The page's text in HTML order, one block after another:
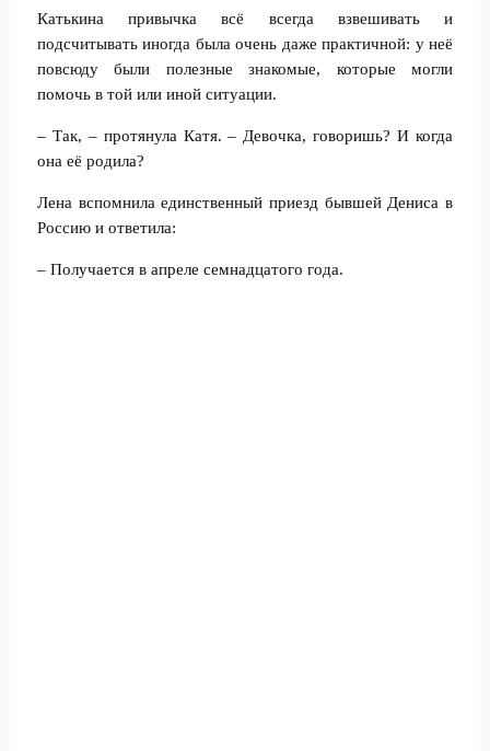
Катькина привычка всё всегда взвешивать и
подсчитывать иногда была очень даже практичной: у неё
повсюду были полезные знакомые, которые могли
помочь в той или иной ситуации.
– Так, – протянула Катя. – Девочка, говоришь? И когда
она её родила?
Лена вспомнила единственный приезд бывшей Дениса в
Россию и ответила:
– Получается в апреле семнадцатого года.